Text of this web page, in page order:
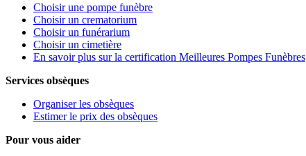
Choisir une pompe funèbre
Choisir un crematorium
Choisir un funérarium
Choisir un cimetière
En savoir plus sur la certification Meilleures Pompes Funèbres
Services obsèques
Organiser les obsèques
Estimer le prix des obsèques
Pour vous aider